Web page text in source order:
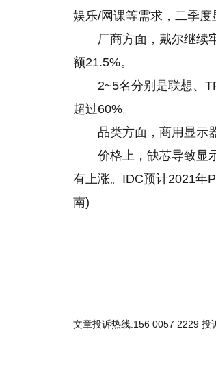
娱乐/网课等需求，二季度
厂商方面，戴尔继续
额21.5%。
2~5名分别是联想、
超过60%。
品类方面，商用显示
价格上，缺芯导致显
有上涨。IDC预计2021年
南)
文章投诉热线:156 0057 2229 投